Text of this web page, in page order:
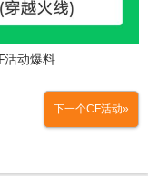
活动爆料
下一个CF活动»